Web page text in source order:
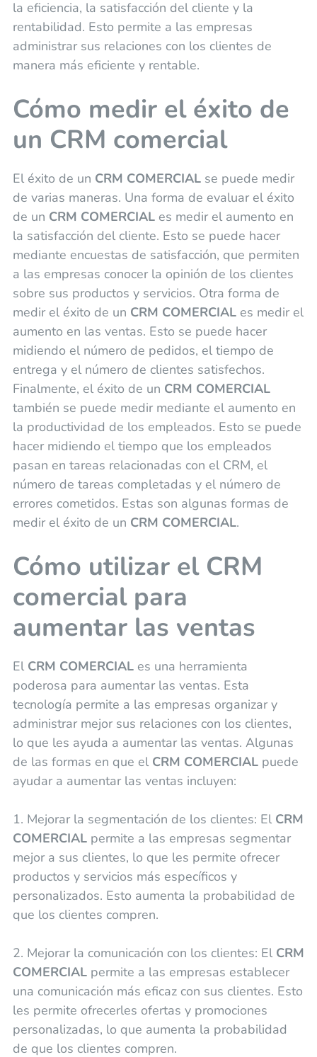
la eficiencia, la satisfacción del cliente y la
rentabilidad. Esto permite a las empresas
administrar sus relaciones con los clientes de
manera más eficiente y rentable.
Cómo medir el éxito de
un CRM comercial
El éxito de un CRM COMERCIALse puede medir
de varias maneras. Una forma de evaluar el éxito
de un CRM COMERCIALes medir el aumento en
la satisfacción del cliente. Esto se puede hacer
mediante encuestas de satisfacción, que permiten
a las empresas conocer la opinión de los clientes
sobre sus productos y servicios. Otra forma de
medir el éxito de un CRM COMERCIALes medir el
aumento en las ventas. Esto se puede hacer
midiendo el número de pedidos, el tiempo de
entrega y el número de clientes satisfechos.
Finalmente, el éxito de un CRM COMERCIAL
también se puede medir mediante el aumento en
la productividad de los empleados. Esto se puede
hacer midiendo el tiempo que los empleados
pasan en tareas relacionadas con el CRM, el
número de tareas completadas y el número de
errores cometidos. Estas son algunas formas de
medir el éxito de un CRM COMERCIAL.
Cómo utilizar el CRM
comercial para
aumentar las ventas
El CRM COMERCIALes una herramienta
poderosa para aumentar las ventas. Esta
tecnología permite a las empresas organizar y
administrar mejor sus relaciones con los clientes,
lo que les ayuda a aumentar las ventas. Algunas
de las formas en que el CRM COMERCIALpuede
ayudar a aumentar las ventas incluyen:
1. Mejorar la segmentación de los clientes: El CRM
COMERCIALpermite a las empresas segmentar
mejor a sus clientes, lo que les permite ofrecer
productos y servicios más específicos y
personalizados. Esto aumenta la probabilidad de
que los clientes compren.
2. Mejorar la comunicación con los clientes: El CRM
COMERCIALpermite a las empresas establecer
una comunicación más eficaz con sus clientes. Esto
les permite ofrecerles ofertas y promociones
personalizadas, lo que aumenta la probabilidad
de que los clientes compren.